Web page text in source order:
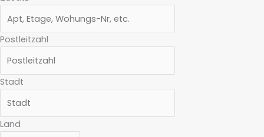
Postleitzahl
Stadt
Land